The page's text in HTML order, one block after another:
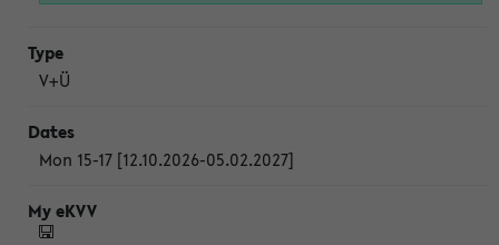
V+Ü
Mon 15-17 [12.10.2026-05.02.2027]